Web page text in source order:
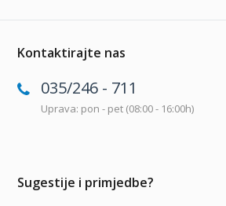
Kontaktirajte nas
035/246 - 711
Uprava: pon - pet (08:00 - 16:00h)
Sugestije i primjedbe?